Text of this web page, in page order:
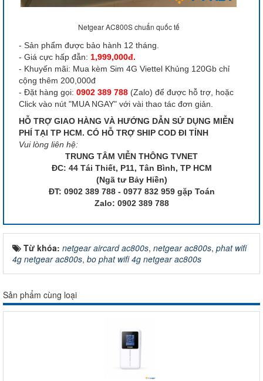
Netgear AC800S chuẩn quốc tế
- Sản phẩm được bảo hành 12 tháng.
- Giá cực hấp đẫn: 1,999,000đ.
- Khuyến mãi: Mua kèm Sim 4G Viettel Khủng 120Gb chỉ
cộng thêm 200,000đ
- Đặt hàng gọi: 0902 389 788 (Zalo) để được hỗ trợ, hoặc
Click vào nút "MUA NGAY" với vài thao tác đơn giản.
HỖ TRỢ GIAO HÀNG VÀ HƯỚNG DẪN SỬ DỤNG MIỄN
PHÍ TẠI TP HCM. CÓ HỖ TRỢ SHIP COD ĐI TỈNH
Vui lòng liên hệ:
TRUNG TÂM VIỄN THÔNG TVNET
ĐC: 44 Tái Thiết, P11, Tân Bình, TP HCM
(Ngã tư Bảy Hiền)
ĐT: 0902 389 788 - 0977 832 959 gặp Toán
Zalo: 0902 389 788
Từ khóa: netgear aircard ac800s, netgear ac800s, phat wifi
4g netgear ac800s, bo phat wifi 4g netgear ac800s
Sản phẩm cùng loại